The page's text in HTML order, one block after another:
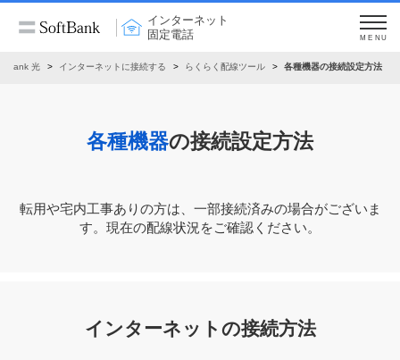
インターネット
固定電話
MENU
光 インターネットに接続する らくらく配線ツール 各種機器の接続設定方法
各種機器の接続設定方法
転⽤や宅内⼯事ありの⽅は、⼀部接続済みの場合がございま
す。現在の配線状況をご確認ください。
インターネットの接続方法